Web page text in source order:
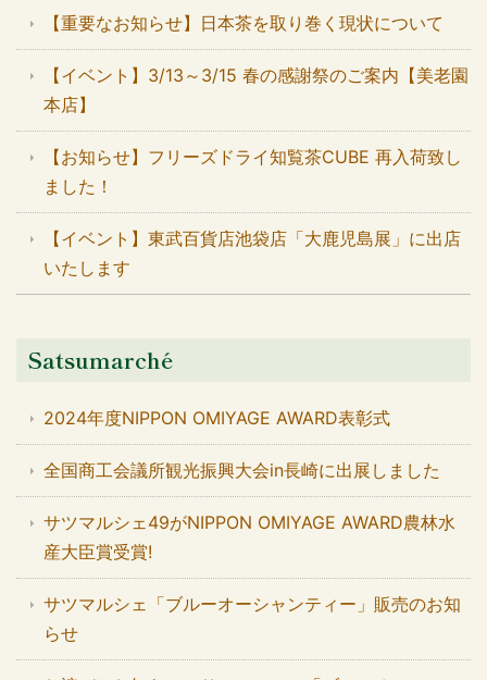
【重要なお知らせ】日本茶を取り巻く現状について
【イベント】3/13～3/15 春の感謝祭のご案内【美老園
本店】
【お知らせ】フリーズドライ知覧茶CUBE 再入荷致し
ました！
【イベント】東武百貨店池袋店「大鹿児島展」に出店
いたします
Satsumarché
2024年度NIPPON OMIYAGE AWARD表彰式
全国商工会議所観光振興大会in長崎に出展しました
サツマルシェ49がNIPPON OMIYAGE AWARD農林水
産大臣賞受賞!
サツマルシェ「ブルーオーシャンティー」販売のお知
らせ